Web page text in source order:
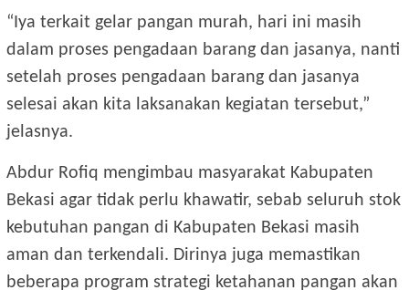
“Iya terkait gelar pangan murah, hari ini masih
dalam proses pengadaan barang dan jasanya, nanti
setelah proses pengadaan barang dan jasanya
selesai akan kita laksanakan kegiatan tersebut,”
jelasnya.
Abdur Rofiq mengimbau masyarakat Kabupaten
Bekasi agar tidak perlu khawatir, sebab seluruh stok
kebutuhan pangan di Kabupaten Bekasi masih
aman dan terkendali. Dirinya juga memastikan
beberapa program strategi ketahanan pangan akan